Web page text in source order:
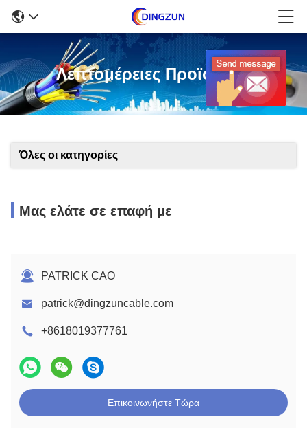
Λεπτομέρειες Προϊόντων
Όλες οι κατηγορίες
Μας ελάτε σε επαφή με
PATRICK CAO
patrick@dingzuncable.com
+8618019377761
Επικοινωνήστε Τώρα